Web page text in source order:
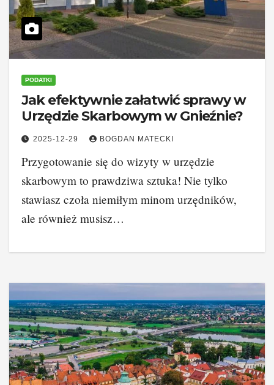
PODATKI
Jak efektywnie załatwić sprawy w
Urzędzie Skarbowym w Gnieźnie?
2025-12-29 BOGDAN MATECKI
Przygotowanie się do wizyty w urzędzie
skarbowym to prawdziwa sztuka! Nie tylko
stawiasz czoła niemiłym minom urzędników,
ale również musisz…